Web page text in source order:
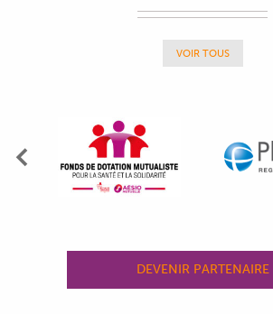
VOIR TOUS
Précédent
DEVENIR PARTENAIRE